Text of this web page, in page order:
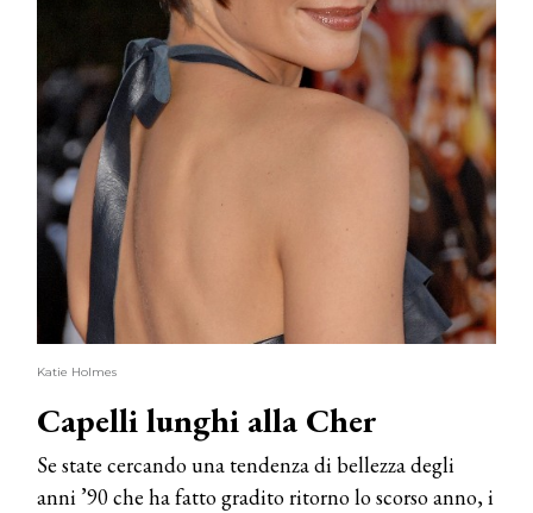
Katie Holmes
Capelli lunghi alla Cher
Se state cercando una tendenza di bellezza degli
anni ’90 che ha fatto gradito ritorno lo scorso anno, i